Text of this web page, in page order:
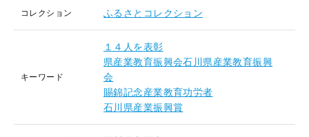
コレクション ふるさとコレクション
キーワード
１４人を表彰
県産業教育振興会石川県産業教育振興
会
賜錦記念産業教育功労者
石川県産業振興賞